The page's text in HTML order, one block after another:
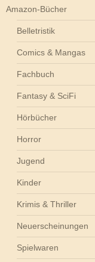
Amazon-Bücher
Belletristik
Comics & Mangas
Fachbuch
Fantasy & SciFi
Hörbücher
Horror
Jugend
Kinder
Krimis & Thriller
Neuerscheinungen
Spielwaren